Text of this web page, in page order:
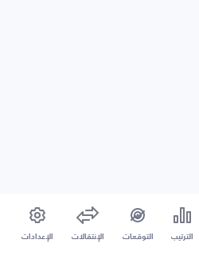
الترتيب التوقعات الإنتقالات الإعدادات